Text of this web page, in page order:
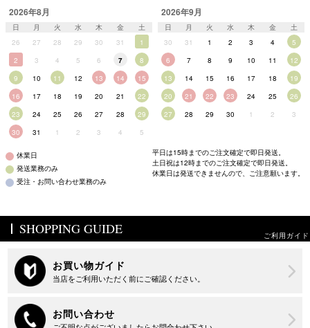
2026年8月
日 月 火 水 木 金
土
26
27 28 29 30 31
1
2
3 4 5 6 7
8
9
10 11 12 13 14
15
16
17 18 19 20 21
22
23
24 25 26 27 28
29
30
31 1 2 3 4 5
2026年9月
日 月 火 水 木 金
土
30
31 1 2 3 4
5
6
7 8 9 10 11
12
13
14 15 16 17 18
19
20
21 22 23 24 25
26
27
28 29 30 1 2 3
休業日
発送業務のみ
受注・お問い合わせ業務のみ
平日は15時までのご注文確定で即日発送。
土日祝は12時までのご注文確定で即日発送。
休業日は発送できませんので、ご注意願います。
SHOPPING GUIDE ご利用ガイド